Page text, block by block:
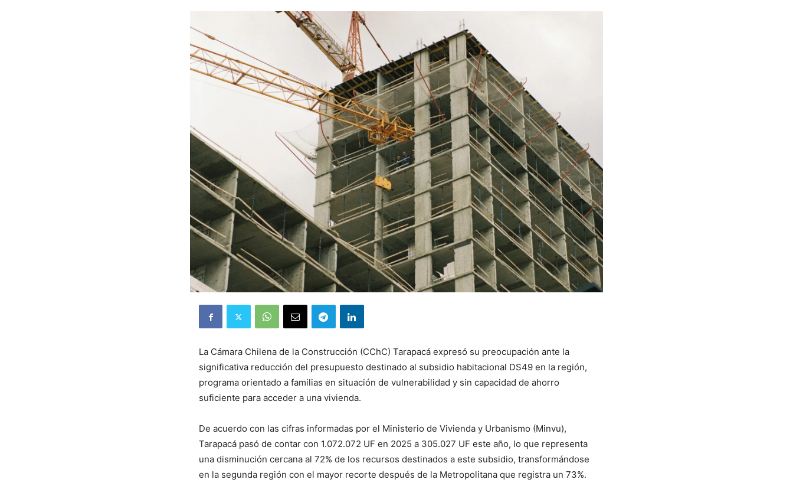
La Cámara Chilena de la Construcción (CChC) Tarapacá expresó su preocupación ante la
significativa reducción del presupuesto destinado al subsidio habitacional DS49 en la región,
programa orientado a familias en situación de vulnerabilidad y sin capacidad de ahorro
suficiente para acceder a una vivienda.
De acuerdo con las cifras informadas por el Ministerio de Vivienda y Urbanismo (Minvu),
Tarapacá pasó de contar con 1.072.072 UF en 2025 a 305.027 UF este año, lo que representa
una disminución cercana al 72% de los recursos destinados a este subsidio, transformándose
en la segunda región con el mayor recorte después de la Metropolitana que registra un 73%.